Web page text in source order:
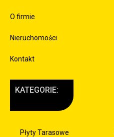
O firmie
Nieruchomości
Kontakt
KATEGORIE:
Płyty Tarasowe